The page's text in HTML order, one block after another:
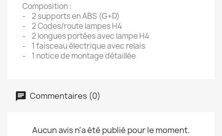
Composition :
- 2 supports en ABS (G+D)
- 2 Codes/route lampes H4
- 2 longues portées avec lampe H4
- 1 faisceau électrique avec relais
- 1 notice de montage détaillée
Commentaires (0)
Aucun avis n'a été publié pour le moment.